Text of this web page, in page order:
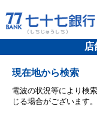
店
現在地から検索
電波の状況等により検
じる場合がございます。